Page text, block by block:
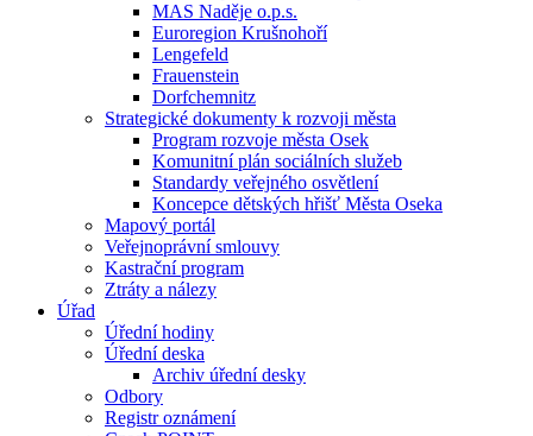
MAS Naděje o.p.s.
Euroregion Krušnohoří
Lengefeld
Frauenstein
Dorfchemnitz
Strategické dokumenty k rozvoji města
Program rozvoje města Osek
Komunitní plán sociálních služeb
Standardy veřejného osvětlení
Koncepce dětských hřišť Města Oseka
Mapový portál
Veřejnoprávní smlouvy
Kastrační program
Ztráty a nálezy
Úřad
Úřední hodiny
Úřední deska
Archiv úřední desky
Odbory
Registr oznámení